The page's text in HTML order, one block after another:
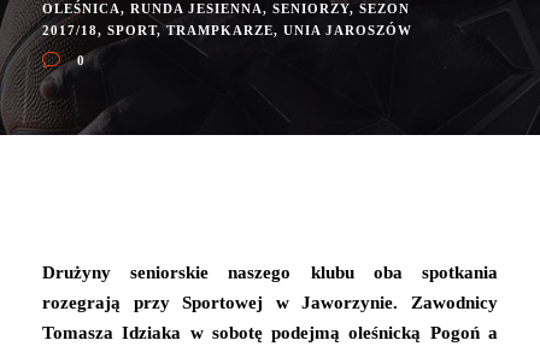
OLEŚNICA, RUNDA JESIENNA, SENIORZY, SEZON
2017/18, SPORT, TRAMPKARZE, UNIA JAROSZÓW
0
Drużyny seniorskie naszego klubu oba spotkania
rozegrają przy Sportowej w Jaworzynie. Zawodnicy
Tomasza Idziaka w sobotę podejmą oleśnicką Pogoń a